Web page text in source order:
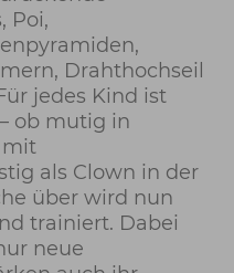
Poi,
Drahthochseil
jedes Kind ist
ob mutig in
mit
als Clown in der
über wird nun
trainiert. Dabei
neue